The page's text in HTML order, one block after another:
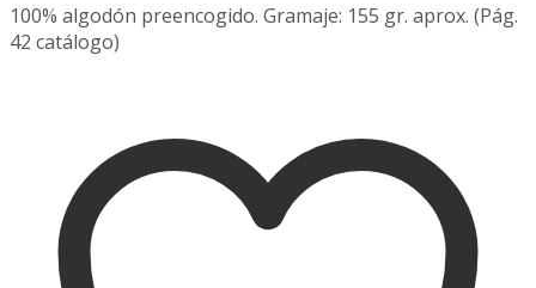
100% algodón preencogido. Gramaje: 155 gr. aprox. (Pág.
42 catálogo)